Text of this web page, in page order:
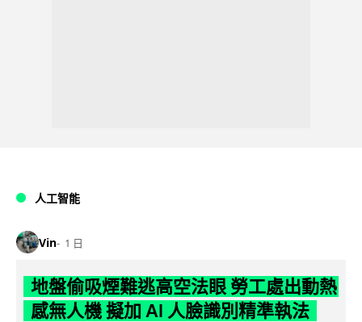
人工智能
Vin 1 日
地盤偷吸煙難逃高空法眼 勞工處出動熱
感無人機 擬加 AI 人臉識別精準執法